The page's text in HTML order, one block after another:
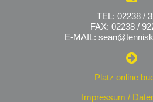
TEL: 02238 /
FAX: 02238 /
E-MAIL:
Platz online
Impressum /